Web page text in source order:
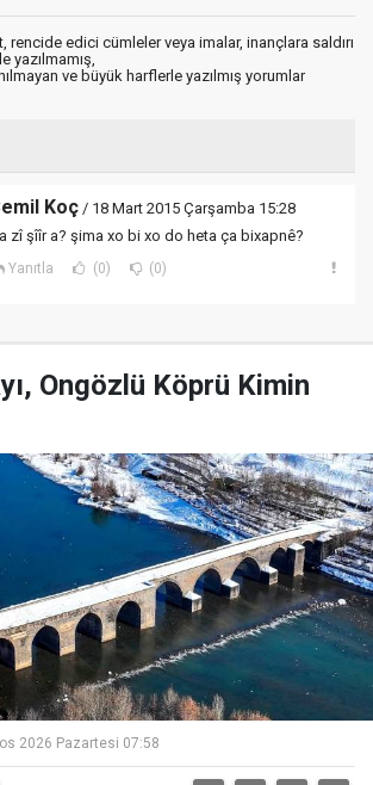
rencide edici cümleler veya imalar, inançlara saldırı
yazılmamış,
ve büyük harflerle yazılmış yorumlar
Koç / 18 Mart 2015 Çarşamba 15:28
zî şîîr a? şima xo bi xo do heta ça bixapnê?
Yanıtla (0) (0)
Ongözlü Köprü Kimin
2026 Pazartesi 07:58